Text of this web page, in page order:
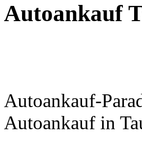
Autoankauf
Autoankauf-
Autoankauf in